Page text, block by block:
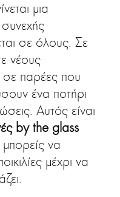
μια
σε όλους. Σε
νέους
σε παρέες που
ένα ποτήρι
Αυτός είναι
by the glass
να
μέχρι να